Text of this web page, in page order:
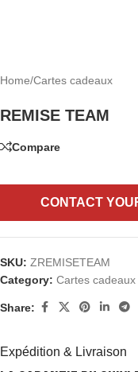
Home/Cartes cadeaux
REMISE TEAM
CONTACT
Compare
SKU: ZREMISETEAM
Category: Cartes cadeaux
Share:
Expédition & Livraison